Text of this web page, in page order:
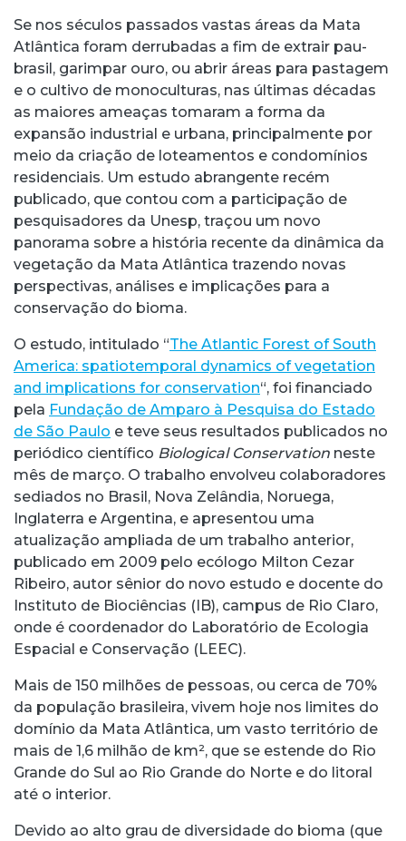
Se nos séculos passados vastas áreas da Mata
Atlântica foram derrubadas a fim de extrair pau-
brasil, garimpar ouro, ou abrir áreas para pastagem
e o cultivo de monoculturas, nas últimas décadas
as maiores ameaças tomaram a forma da
expansão industrial e urbana, principalmente por
meio da criação de loteamentos e condomínios
residenciais. Um estudo abrangente recém
publicado, que contou com a participação de
pesquisadores da Unesp, traçou um novo
panorama sobre a história recente da dinâmica da
vegetação da Mata Atlântica trazendo novas
perspectivas, análises e implicações para a
conservação do bioma.
O estudo, intitulado “The Atlantic Forest of South
America: spatiotemporal dynamics of vegetation
and implications for conservation“, foi financiado
pela Fundação de Amparo à Pesquisa do Estado
de São Paulo e teve seus resultados publicados no
periódico científico Biological Conservation neste
mês de março. O trabalho envolveu colaboradores
sediados no Brasil, Nova Zelândia, Noruega,
Inglaterra e Argentina, e apresentou uma
atualização ampliada de um trabalho anterior,
publicado em 2009 pelo ecólogo Milton Cezar
Ribeiro, autor sênior do novo estudo e docente do
Instituto de Biociências (IB), campus de Rio Claro,
onde é coordenador do Laboratório de Ecologia
Espacial e Conservação (LEEC).
Mais de 150 milhões de pessoas, ou cerca de 70%
da população brasileira, vivem hoje nos limites do
domínio da Mata Atlântica, um vasto território de
mais de 1,6 milhão de km², que se estende do Rio
Grande do Sul ao Rio Grande do Norte e do litoral
até o interior.
Devido ao alto grau de diversidade do bioma (que